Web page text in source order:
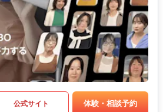
公式サイト 体験・相談予約